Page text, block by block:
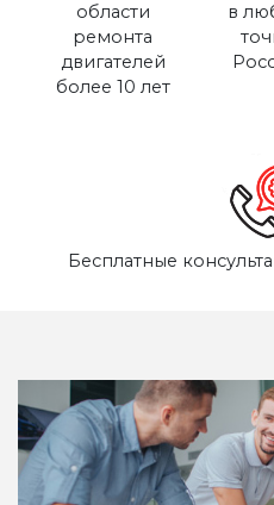
области
ремонта
двигателей
более 10 лет
в
Бесплатные